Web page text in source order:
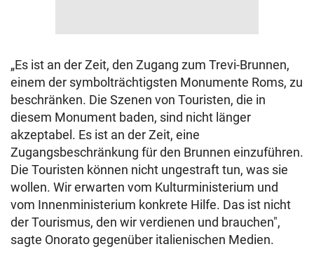
„Es ist an der Zeit, den Zugang zum Trevi-Brunnen,
einem der symbolträchtigsten Monumente Roms, zu
beschränken. Die Szenen von Touristen, die in
diesem Monument baden, sind nicht länger
akzeptabel. Es ist an der Zeit, eine
Zugangsbeschränkung für den Brunnen einzuführen.
Die Touristen können nicht ungestraft tun, was sie
wollen. Wir erwarten vom Kulturministerium und
vom Innenministerium konkrete Hilfe. Das ist nicht
der Tourismus, den wir verdienen und brauchen",
sagte Onorato gegenüber italienischen Medien.